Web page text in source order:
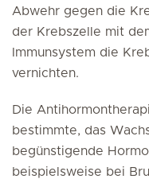
Abwehr gegen die
der Krebszelle mit
Immunsystem die
vernichten.
Die
bestimmte, das
begünstigende
beispielsweise bei